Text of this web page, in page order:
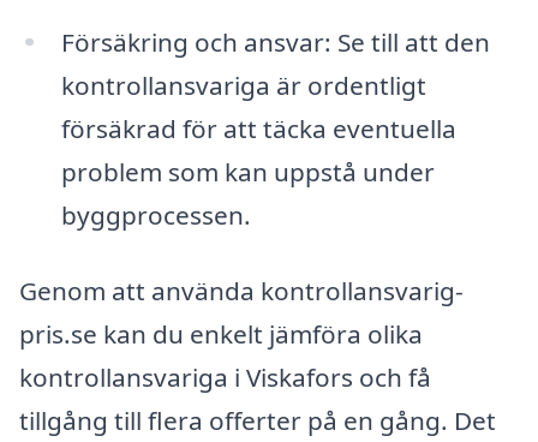
Försäkring och ansvar: Se till att den
kontrollansvariga är ordentligt
försäkrad för att täcka eventuella
problem som kan uppstå under
byggprocessen.
Genom att använda kontrollansvarig-
pris.se kan du enkelt jämföra olika
kontrollansvariga i Viskafors och få
tillgång till flera offerter på en gång. Det